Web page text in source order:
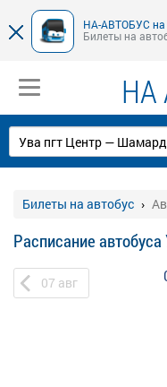
НА-АВТОБУС на
Билеты на
НА
Билеты на автобус
Расписание
07 авг